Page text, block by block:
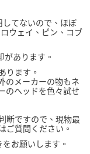
てないので、ほぼ
ウェイ、ピン、コブ
があります。
ります。
のメーカーの物もネ
のヘッドを色々試せ
断ですので、現物最
ご質問ください。
をお願いします。